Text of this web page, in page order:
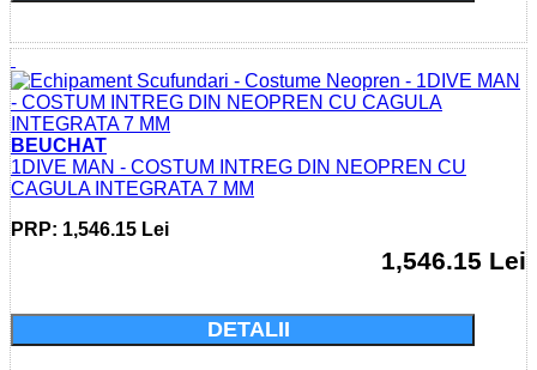
BEUCHAT
1DIVE MAN - COSTUM INTREG DIN NEOPREN CU
CAGULA INTEGRATA 7 MM
PRP: 1,546.15 Lei
1,546.15 Lei
DETALII